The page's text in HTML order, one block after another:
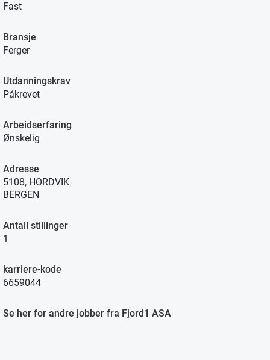
Fast
Bransje
Ferger
Utdanningskrav
Påkrevet
Arbeidserfaring
Ønskelig
Adresse
5108, HORDVIK
BERGEN
Antall stillinger
1
karriere-kode
6659044
Se her for andre jobber fra Fjord1 ASA